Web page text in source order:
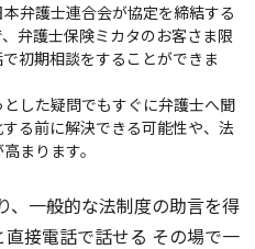
弁護士連合会が協定を締結する
弁護士保険ミカタのお客さま限
初期相談をすることができま
した疑問でもすぐに弁護士へ聞
る前に解決できる可能性や、法
まります。